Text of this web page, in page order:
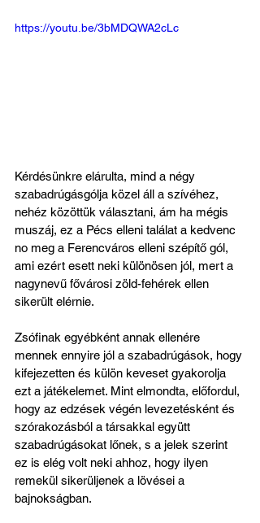
https://youtu.be/3bMDQWA2cLc
Kérdésünkre elárulta, mind a négy
szabadrúgásgólja közel áll a szívéhez,
nehéz közöttük választani, ám ha mégis
muszáj, ez a Pécs elleni találat a kedvenc
no meg a Ferencváros elleni szépítő gól,
ami ezért esett neki különösen jól, mert a
nagynevű fővárosi zöld-fehérek ellen
sikerült elérnie.
Zsófinak egyébként annak ellenére
mennek ennyire jól a szabadrúgások, hogy
kifejezetten és külön keveset gyakorolja
ezt a játékelemet. Mint elmondta, előfordul,
hogy az edzések végén levezetésként és
szórakozásból a társakkal együtt
szabadrúgásokat lőnek, s a jelek szerint
ez is elég volt neki ahhoz, hogy ilyen
remekül sikerüljenek a lövései a
bajnokságban.